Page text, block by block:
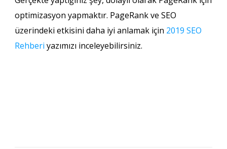
optimizasyon yapmaktır. PageRank ve SEO
üzerindeki etkisini daha iyi anlamak için 2019 SEO
Rehberi yazımızı inceleyebilirsiniz.